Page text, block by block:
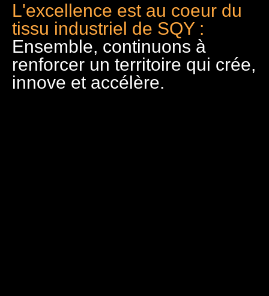
L'excellence est au coeur du
tissu industriel de SQY :
Ensemble, continuons à
renforcer un territoire qui crée,
innove et accélère.